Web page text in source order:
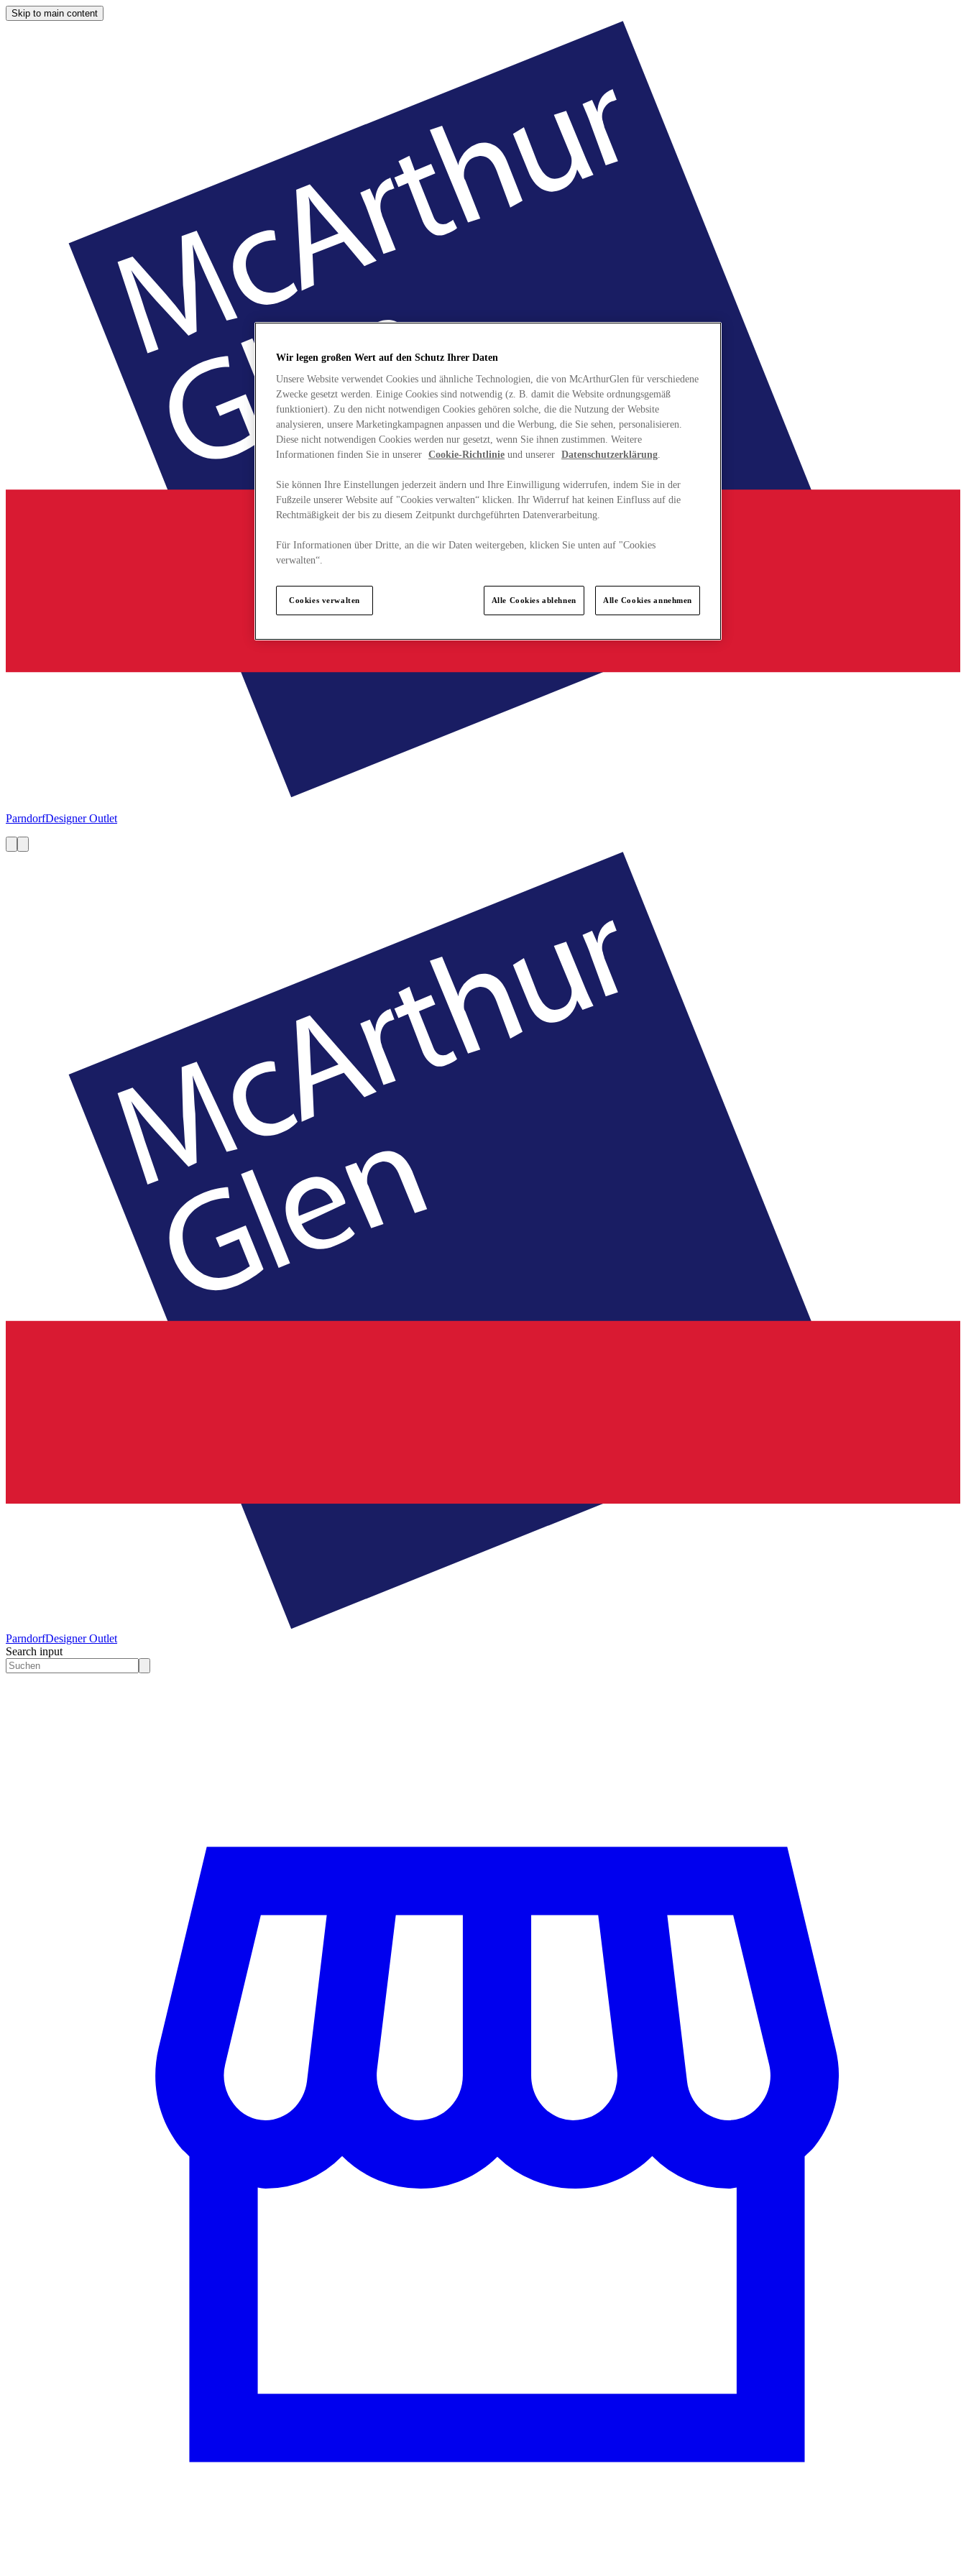
Skip to main content
ParndorfDesigner Outlet
ParndorfDesigner Outlet
Search input
Wir legen großen Wert auf den Schutz Ihrer Daten
Unsere Website verwendet Cookies und ähnliche Technologien, die von McArthurGlen für verschiedene
Zwecke gesetzt werden. Einige Cookies sind notwendig (z. B. damit die Website ordnungsgemäß
funktioniert). Zu den nicht notwendigen Cookies gehören solche, die die Nutzung der Website
analysieren, unsere Marketingkampagnen anpassen und die Werbung, die Sie sehen, personalisieren.
Diese nicht notwendigen Cookies werden nur gesetzt, wenn Sie ihnen zustimmen. Weitere
Informationen finden Sie in unserer Cookie-Richtlinie und unserer Datenschutzerklärung.
Sie können Ihre Einstellungen jederzeit ändern und Ihre Einwilligung widerrufen, indem Sie in der
Fußzeile unserer Website auf "Cookies verwalten“ klicken. Ihr Widerruf hat keinen Einfluss auf die
Rechtmäßigkeit der bis zu diesem Zeitpunkt durchgeführten Datenverarbeitung.
Für Informationen über Dritte, an die wir Daten weitergeben, klicken Sie unten auf "Cookies
verwalten“.
Cookies verwalten Alle Cookies ablehnen Alle Cookies annehmen